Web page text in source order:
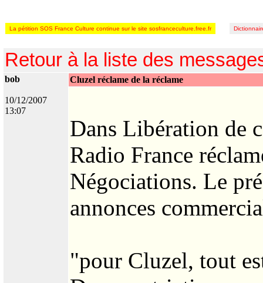
La pétition SOS France Culture continue sur le site sosfranceculture.free.fr
Retour à la liste des
bob
10/12/2007
13:07
Cluzel réclame de la réclame
Dans Libération de
Radio France
Négociations. Le
annonces
"pour Cluzel, tout